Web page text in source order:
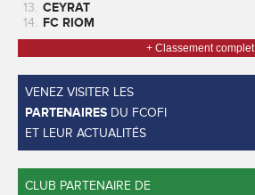
13. CEYRAT
14. FC RIOM
+ Classement complet
VENEZ VISITER LES
PARTENAIRES DU FCOFI
ET LEUR ACTUALITÉS
CLUB PARTENAIRE DE